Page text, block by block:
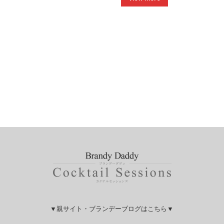
▼親サイト・ブランデーブログはこちら▼